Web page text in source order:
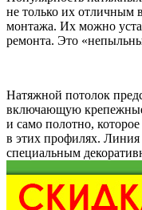
не только их отличным
монтажа. Их можно
ремонта. Это
Натяжной потолок
включающую
и само полотно,
в этих профилях. Линия
специальным